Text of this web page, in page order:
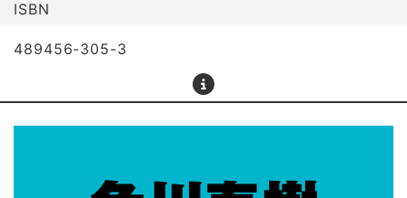
ISBN
489456-305-3